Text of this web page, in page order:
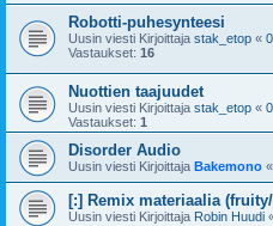
Robotti-puhesynteesi
Uusin viesti Kirjoittaja stak_etop «
Vastaukset: 16
Nuottien taajuudet
Uusin viesti Kirjoittaja stak_etop «
Vastaukset: 1
Disorder Audio
Uusin viesti Kirjoittaja Bakemono «
[:] Remix materiaalia
Uusin viesti Kirjoittaja Robin Huudi